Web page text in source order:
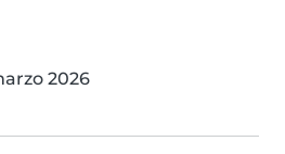
2026